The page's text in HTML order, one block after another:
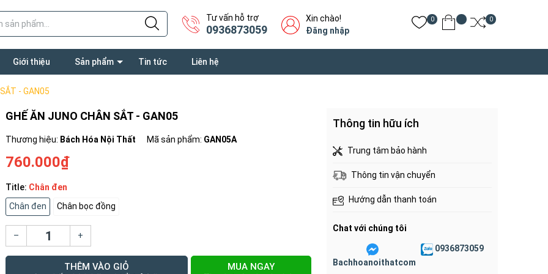
Tư vấn hỗ trợ
0936873059
Xin chào!
Đăng nhập
0 0
Giới thiệu Sản phẩm Tin tức Liên hệ
- GAN05
GHẾ ĂN JUNO CHÂN SẮT - GAN05
Thương hiệu: Bách Hóa Nội Thất Mã sản phẩm: GAN05A
760.000₫
Title: Chân đen
Chân đen
Chân bọc đồng
– +
THÊM VÀO GIỎ MUA NGAY
Thông tin hữu ích
Trung tâm bảo hành
Thông tin vận chuyển
Hướng dẫn thanh toán
Chat với chúng tôi
Bachhoanoithatcom
0936873059